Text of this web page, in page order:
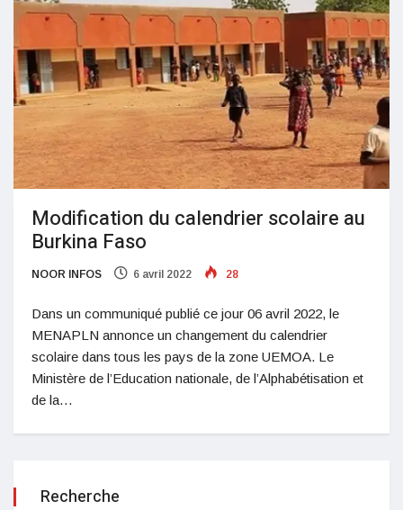
Modification du calendrier scolaire au
Burkina Faso
NOOR INFOS 6 avril 2022 28
Dans un communiqué publié ce jour 06 avril 2022, le
MENAPLN annonce un changement du calendrier
scolaire dans tous les pays de la zone UEMOA. Le
Ministère de l’Education nationale, de l’Alphabétisation et
de la…
Recherche